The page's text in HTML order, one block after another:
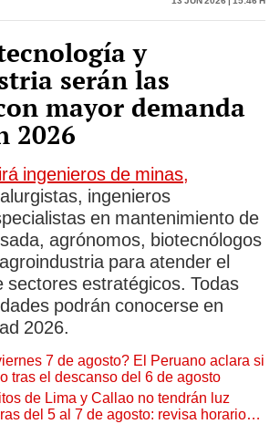
y
serán las
mayor demanda
2026
ingenieros de minas,
ingenieros
en mantenimiento de
agrónomos, biotecnólogos
para atender el
sectores estratégicos. Todas
podrán conocerse en
2026.
7 de agosto? El Peruano aclara si
tras el descanso del 6 de agosto
de Lima y Callao no tendrán luz
del 5 al 7 de agosto: revisa horarios y